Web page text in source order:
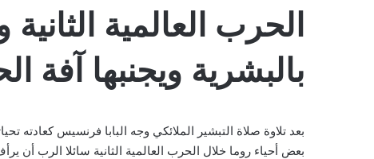
الحرب العالمية
بالبشرية ويجنبها آفة
بعد تلاوة صلاة التبشير الملائكي وجه البابا فرنسيس
بعض أحياء روما خلال الحرب العالمية الثانية سائلا الرب أن